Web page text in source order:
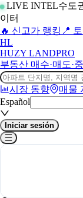
LIVE INTEL수도
이터
🔥 신고가 랭킹 📍
HL
HUZY LANDPRO
부동산 매수·매도·
시장 동향 매물
Español
Iniciar sesión